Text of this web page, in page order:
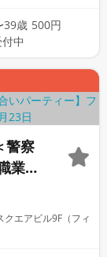
39歳 500円
中
警察
業男
剣
エアビル9F（フィ